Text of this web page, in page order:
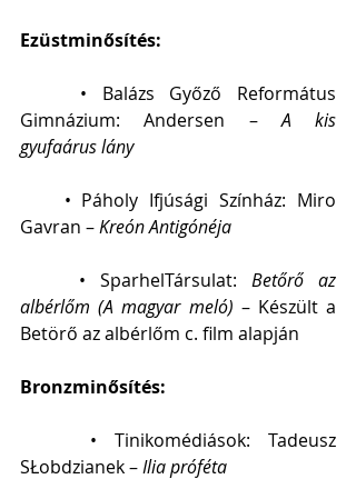
Ezüstminősítés:
Gimnázium: Andersen – A kis
gyufaárus lány
Gavran – Kreón Antigónéja
    • SparhelTársulat:
Betőrő az
albérlőm (A magyar meló) – Készült a
Betörő az albérlőm c. film alapján
Bronzminősítés:
SŁobdzianek – Ilia próféta